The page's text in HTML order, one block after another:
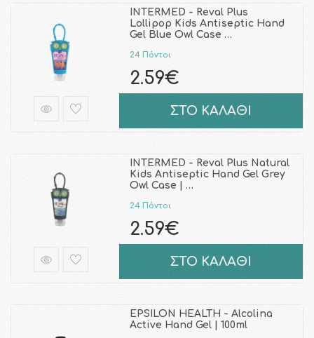
INTERMED - Reval Plus
Lollipop Kids Antiseptic Hand
Gel Blue Owl Case …
24 Πόντοι
2.59€
ΣΤΟ ΚΑΛΑΘΙ
INTERMED - Reval Plus Natural
Kids Antiseptic Hand Gel Grey
Owl Case | …
24 Πόντοι
2.59€
ΣΤΟ ΚΑΛΑΘΙ
EPSILON HEALTH - Alcolina
Active Hand Gel | 100ml